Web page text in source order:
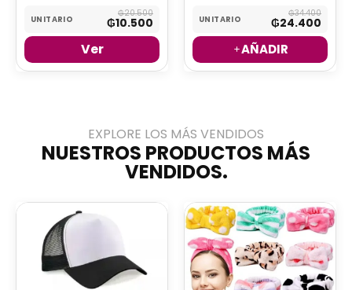
UNITARIO
₲20.500
₲10.500
Ver
UNITARIO
₲34.400
₲24.400
AÑADIR
EXPLORE LOS MÁS VENDIDOS​
NUESTROS PRODUCTOS MÁS
VENDIDOS.